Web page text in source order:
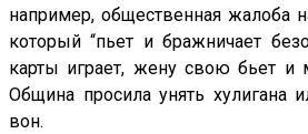
например, общественная жалоба
который “пьет и бражничает
карты играет, жену свою бьет и
Община просила унять хулигана
вон.